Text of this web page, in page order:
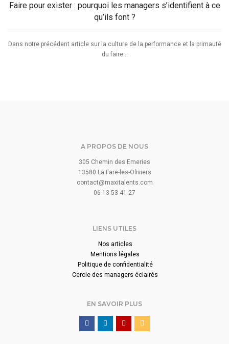
Faire pour exister : pourquoi les managers s’identifient à ce
qu’ils font ?
Dans notre précédent article sur la culture de la performance et la primauté
du faire...
A PROPOS DE NOUS
305 Chemin des Emeries
13580 La Fare-les-Oliviers
contact@maxitalents.com
06 13 53 41 27
LIENS UTILES
Nos articles
Mentions légales
Politique de confidentialité
Cercle des managers éclairés
EN SAVOIR PLUS